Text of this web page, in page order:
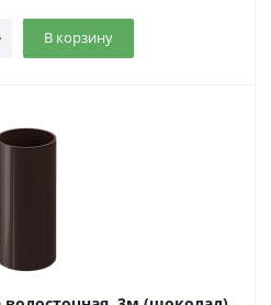
В корзину